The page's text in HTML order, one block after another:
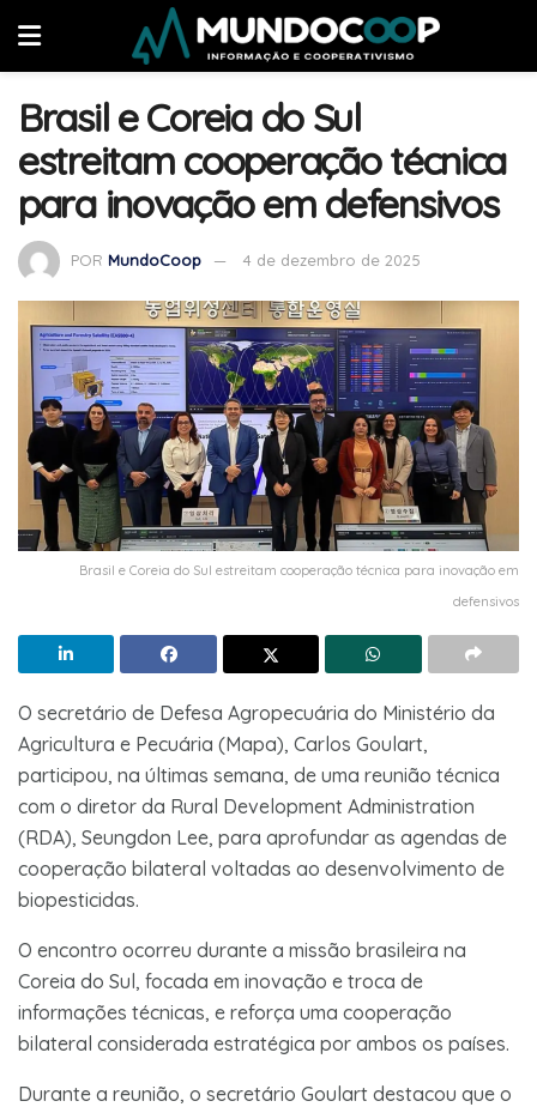
Brasil e Coreia do Sul
estreitam cooperação técnica
para inovação em defensivos
POR MundoCoop 4 de dezembro de 2025
Brasil e Coreia do Sul estreitam cooperação técnica para inovação em
defensivos
O secretário de Defesa Agropecuária do Ministério da
Agricultura e Pecuária (Mapa), Carlos Goulart,
participou, na últimas semana, de uma reunião técnica
com o diretor da Rural Development Administration
(RDA), Seungdon Lee, para aprofundar as agendas de
cooperação bilateral voltadas ao desenvolvimento de
biopesticidas.
O encontro ocorreu durante a missão brasileira na
Coreia do Sul, focada em inovação e troca de
informações técnicas, e reforça uma cooperação
bilateral considerada estratégica por ambos os países.
Durante a reunião, o secretário Goulart destacou que o